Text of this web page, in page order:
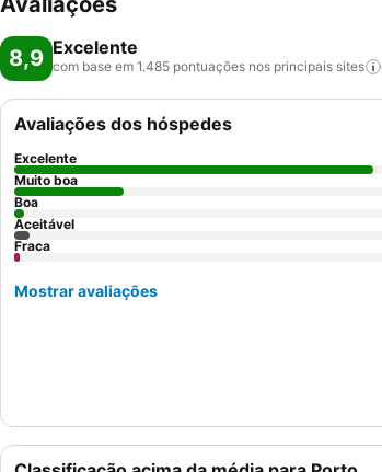
8,9 Excelente
com base em 1.485 pontuações nos principais sites
Avaliações dos hóspedes
Excelente
Muito boa
Boa
Aceitável
Fraca
Mostrar avaliações